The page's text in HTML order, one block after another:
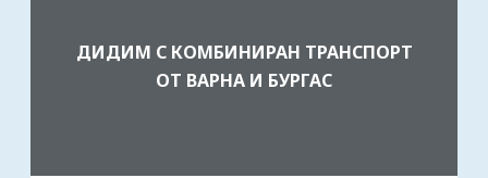
ДИДИМ С КОМБИНИРАН ТРАНСПОРТ
ОТ ВАРНА И БУРГАС